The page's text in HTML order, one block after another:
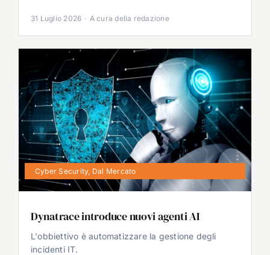
31 Luglio 2026 · A cura della redazione
Cyber Security, Dal Mercato
Dynatrace introduce nuovi agenti AI
L'obbiettivo è automatizzare la gestione degli
incidenti IT.